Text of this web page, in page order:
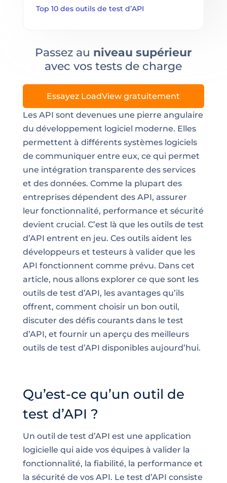
Les API sont devenues une pierre angulaire
du développement logiciel moderne. Elles
permettent à différents systèmes logiciels
de communiquer entre eux, ce qui permet
une intégration transparente des services
et des données. Comme la plupart des
entreprises dépendent des API, assurer
leur fonctionnalité, performance et sécurité
devient crucial. C’est là que les outils de test
d’API entrent en jeu. Ces outils aident les
développeurs et testeurs à valider que les
API fonctionnent comme prévu. Dans cet
article, nous allons explorer ce que sont les
outils de test d’API, les avantages qu’ils
offrent, comment choisir un bon outil,
discuter des défis courants dans le test
d’API, et fournir un aperçu des meilleurs
outils de test d’API disponibles aujourd’hui.
Qu’est-ce qu’un outil de
test d’API ?
Un outil de test d’API est une application
logicielle qui aide vos équipes à valider la
fonctionnalité, la fiabilité, la performance et
la sécurité de vos API. Le test d’API consiste
Top 10 des outils de test d’API
Passez au niveau supérieur
avec vos tests de charge
Essayez LoadView gratuitement